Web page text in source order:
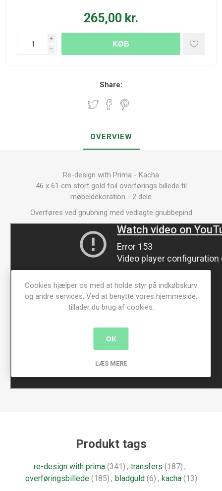
265,00 kr.
i
h
KØB
Share:
OVERVIEW
Re-design with Prima - Kacha
46 x 61 cm stort gold foil overførings billede til
møbeldekoration - 2 dele
Overføres ved gnubning med vedlagte gnubbepind
Produkt tags
re-design with prima (341) , transfers (187) ,
overføringsbillede (185) , bladguld (6) , kacha (13)
Cookies hjælper os med at holde styr på indkøbskurv
og andre services. Ved at benytte vores hjemmeside,
tillader du brug af cookies.
OK
LÆS MERE